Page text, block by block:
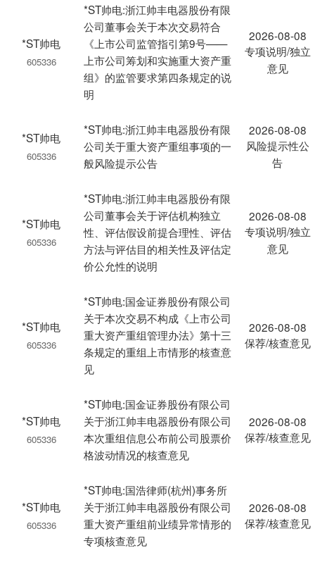
*ST帅电
605336
*ST帅电:浙江帅丰电器股份有限
公司董事会关于本次交易符合
《上市公司监管指引第9号——
上市公司筹划和实施重大资产重
组》的监管要求第四条规定的说
明
2026-08-08
专项说明/独立
意见
*ST帅电
605336
*ST帅电:浙江帅丰电器股份有限
公司关于重大资产重组事项的一
般风险提示公告
2026-08-08
风险提示性公
告
*ST帅电
605336
*ST帅电:浙江帅丰电器股份有限
公司董事会关于评估机构独立
性、评估假设前提合理性、评估
方法与评估目的相关性及评估定
价公允性的说明
2026-08-08
专项说明/独立
意见
*ST帅电
605336
*ST帅电:国金证券股份有限公司
关于本次交易不构成《上市公司
重大资产重组管理办法》第十三
条规定的重组上市情形的核查意
见
2026-08-08
保荐/核查意见
*ST帅电
605336
*ST帅电:国金证券股份有限公司
关于浙江帅丰电器股份有限公司
本次重组信息公布前公司股票价
格波动情况的核查意见
2026-08-08
保荐/核查意见
*ST帅电
605336
*ST帅电:国浩律师(杭州)事务所
关于浙江帅丰电器股份有限公司
重大资产重组前业绩异常情形的
专项核查意见
2026-08-08
保荐/核查意见